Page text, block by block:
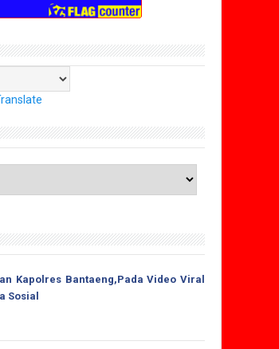
Kapolres Bantaeng,Pada Video Viral
Sosial